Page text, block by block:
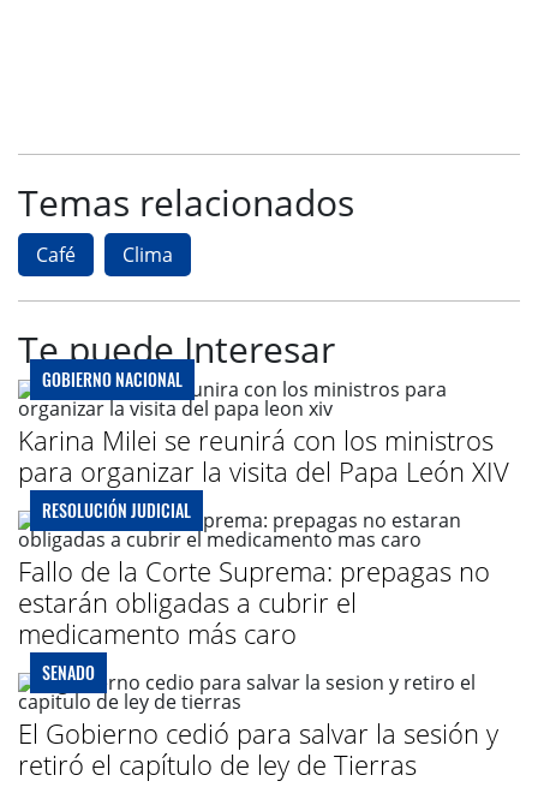
Temas relacionados
Café Clima
Te puede Interesar
GOBIERNO NACIONAL
Karina Milei se reunirá con los ministros
para organizar la visita del Papa León XIV
RESOLUCIÓN JUDICIAL
Fallo de la Corte Suprema: prepagas no
estarán obligadas a cubrir el
medicamento más caro
SENADO
El Gobierno cedió para salvar la sesión y
retiró el capítulo de ley de Tierras